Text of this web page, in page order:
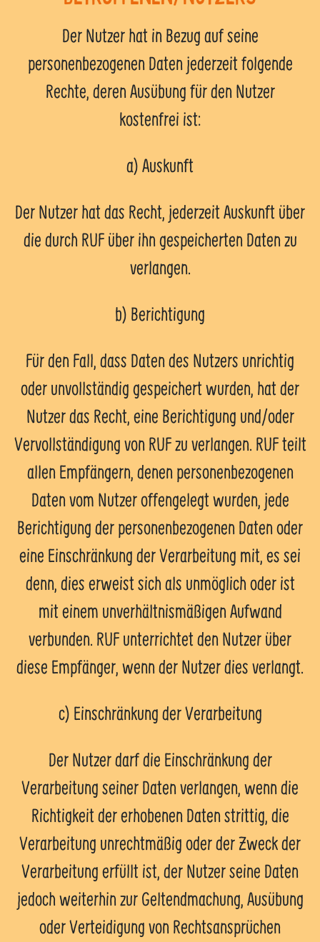
Der Nutzer hat in Bezug auf seine
personenbezogenen Daten jederzeit folgende
Rechte, deren Ausübung für den Nutzer
kostenfrei ist:
a) Auskunft
Der Nutzer hat das Recht, jederzeit Auskunft über
die durch RUF über ihn gespeicherten Daten zu
verlangen.
b) Berichtigung
Für den Fall, dass Daten des Nutzers unrichtig
oder unvollständig gespeichert wurden, hat der
Nutzer das Recht, eine Berichtigung und/oder
Vervollständigung von RUF zu verlangen. RUF teilt
allen Empfängern, denen personenbezogenen
Daten vom Nutzer offengelegt wurden, jede
Berichtigung der personenbezogenen Daten oder
eine Einschränkung der Verarbeitung mit, es sei
denn, dies erweist sich als unmöglich oder ist
mit einem unverhältnismäßigen Aufwand
verbunden. RUF unterrichtet den Nutzer über
diese Empfänger, wenn der Nutzer dies verlangt.
c) Einschränkung der Verarbeitung
Der Nutzer darf die Einschränkung der
Verarbeitung seiner Daten verlangen, wenn die
Richtigkeit der erhobenen Daten strittig, die
Verarbeitung unrechtmäßig oder der Zweck der
Verarbeitung erfüllt ist, der Nutzer seine Daten
jedoch weiterhin zur Geltendmachung, Ausübung
oder Verteidigung von Rechtsansprüchen